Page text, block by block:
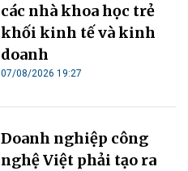
các nhà khoa học trẻ
khối kinh tế và kinh
doanh
07/08/2026 19:27
Doanh nghiệp công
nghệ Việt phải tạo ra